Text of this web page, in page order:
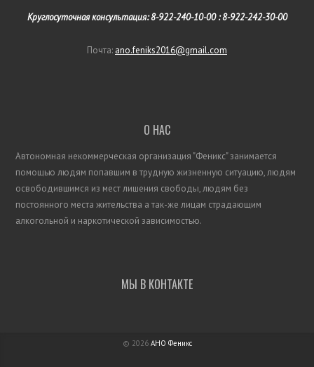
Круглосуточная консультация: 8-922-240-10-00 : 8-922-242-30-00
Почта: ano.feniks2016@gmail.com
О НАС
Автономная некоммерческая организация "Феникс"занимается
помощью людям попавшим в труднуюжизненную ситуацию, людям
освободившимся из мест лишения свободы, людям без
постоянного места жительства а так-же лицам страдающим
алкогольной и наркотической зависимостью.
МЫ В КОНТАКТЕ
© 2026 АНО Феникс